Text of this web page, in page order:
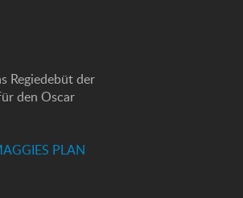
Regiedebüt der
den Oscar
PLAN